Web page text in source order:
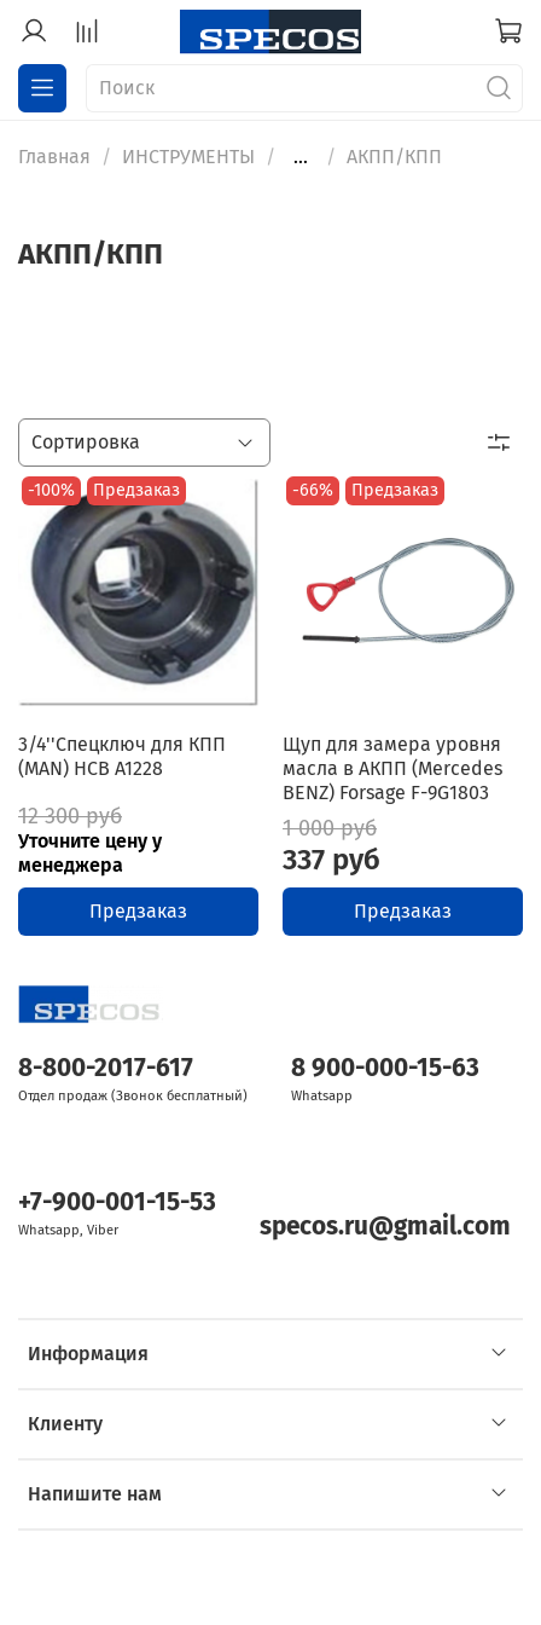
Главная ИНСТРУМЕНТЫ ... АКПП/КПП
АКПП/КПП
-100% Предзаказ
3/4''Спецключ для КПП
(MAN) HCB A1228
12 300 руб
Уточните цену у
менеджера
Предзаказ
-66% Предзаказ
Щуп для замера уровня
масла в АКПП (Mercedes
BENZ) Forsage F-9G1803
1 000 руб
337 руб
Предзаказ
Информация
Клиенту
Напишите нам
8-800-2017-617
Отдел продаж (Звонок бесплатный)
8 900-000-15-63
Whatsapp
+7-900-001-15-53
Whatsapp, Viber specos.ru@gmail.com